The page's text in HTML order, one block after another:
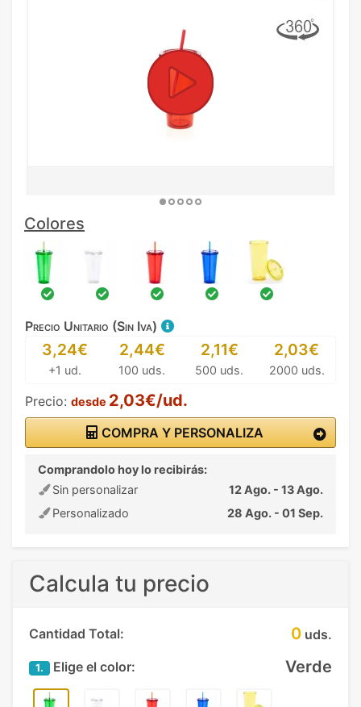
Colores
Precio Unitario (Sin Iva)
3,24€
+1 ud.
2,44€
100 uds.
2,11€
500 uds.
2,03€
2000 uds.
Precio: desde 2,03€/ud.
COMPRA Y PERSONALIZA
Comprandolo hoy lo recibirás:
Sin personalizar
12 Ago. - 13 Ago.
Personalizado
28 Ago. - 01 Sep.
Calcula tu precio
Cantidad Total: 0 uds.
1. Elige el color: Verde